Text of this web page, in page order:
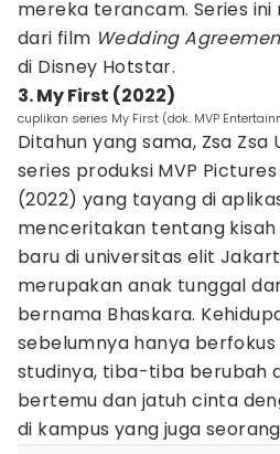
mereka terancam. Series
dari film Wedding
di Disney Hotstar.
3. My First (2022)
cuplikan series My First (dok. MVP
Ditahun yang sama, Zsa
series produksi MVP
(2022) yang tayang di
menceritakan tentang kisah
baru di universitas elit
merupakan anak tunggal
bernama Bhaskara.
sebelumnya hanya
studinya, tiba-tiba berubah
bertemu dan jatuh cinta
di kampus yang juga